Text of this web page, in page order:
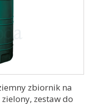
zbiornik na
zestaw do